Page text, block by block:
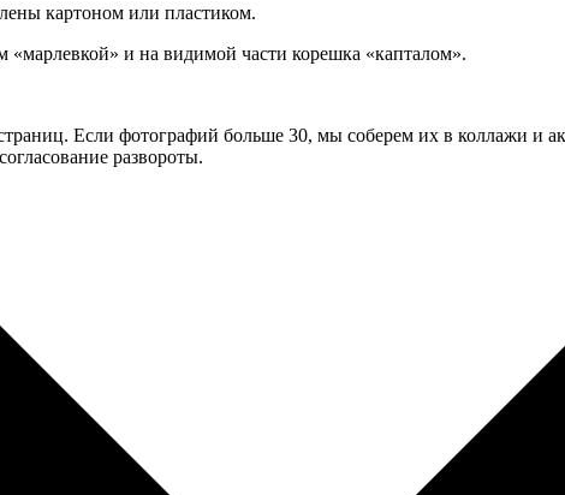
картоном или пластиком.
и на видимой части корешка «капталом».
Если фотографий больше 30, мы соберем их в коллажи и
развороты.